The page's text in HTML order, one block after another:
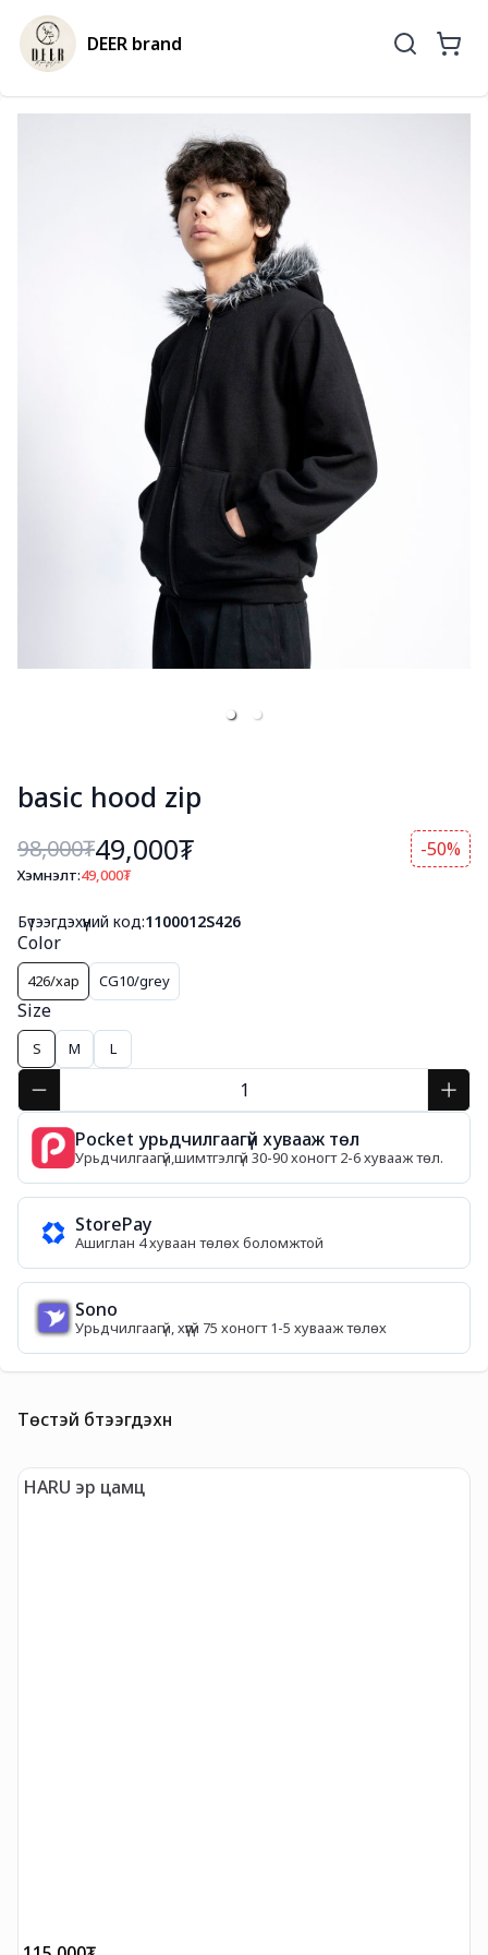
DEER brand
basic hood zip
98,000₮49,000₮ -50%
Хэмнэлт:49,000₮
Бүтээгдэхүүний код:1100012S426
Color
426/хар CG10/grey
Size
S M L
Pocket урьдчилгаагүй хувааж төл
Урьдчилгаагүй,шимтгэлгүй 30-90 хоногт 2-6 хувааж төл.
StorePay
Ашиглан 4 хуваан төлөх боломжтой
Sono
Урьдчилгаагүй, хүүгүй 75 хоногт 1-5 хувааж төлөх
Төстэй бүтээгдэхүүн
HARU эр цамц